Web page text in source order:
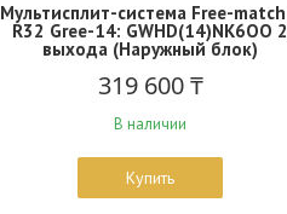
Мультисплит-система Free-
R32 Gree-14: GWHD(14)NK6OO 2
выхода (Наружный блок)
319 600 ₸
В наличии
Купить